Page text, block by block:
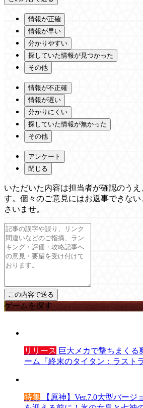
情報が正確
情報が早い
分かりやすい
探していた情報が見つかった
その他
情報が不正確
情報が遅い
分かりにくい
探していた情報が無かった
その他
アンケート
閉じる
いただいた内容は担当者が確認のうえ
す。個々のご意見にはお返事できな
さいませ。
ゲームを探す
リリース 巨大メカで撃ちまくる
ーム『終末のタイタン：ラスト
特集 【原神】Ver.7.0大型バー